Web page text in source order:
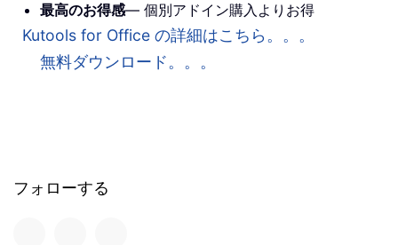
最高のお得感— 個別アドイン購入よりお得
Kutools for Office の詳細はこちら。。。
無料ダウンロード。。。
フォローする